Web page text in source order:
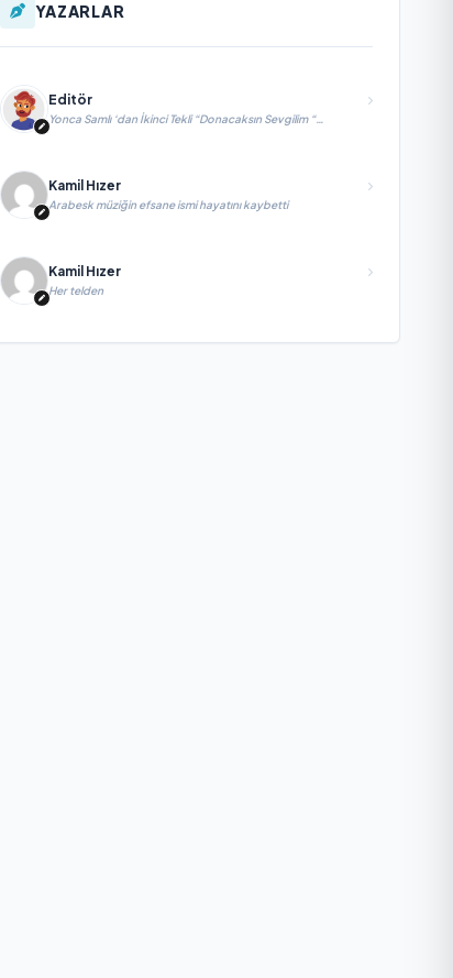
YAZARLAR
Editör
Yonca Samlı ‘dan İkinci Tekli “Donacaksın Sevgilim “
yayımlandı
Kamil Hızer
Arabesk müziğin efsane ismi hayatını kaybetti
Kamil Hızer
Her telden